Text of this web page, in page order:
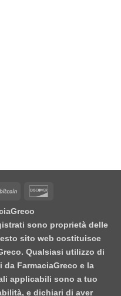
BitCoin
sono proprietà delle
sito web costituisce
Qualsiasi utilizzo di
FarmaciaGreco e la
applicabili sono a tuo
e dichiari di aver